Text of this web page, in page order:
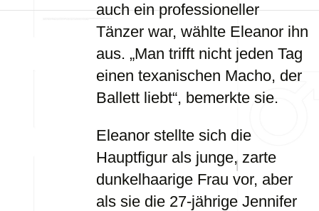
auch ein professioneller
Tänzer war, wählte Eleanor ihn
aus. „Man trifft nicht jeden Tag
einen texanischen Macho, der
Ballett liebt“, bemerkte sie.
Eleanor stellte sich die
Hauptfigur als junge, zarte
dunkelhaarige Frau vor, aber
als sie die 27-jährige Jennifer